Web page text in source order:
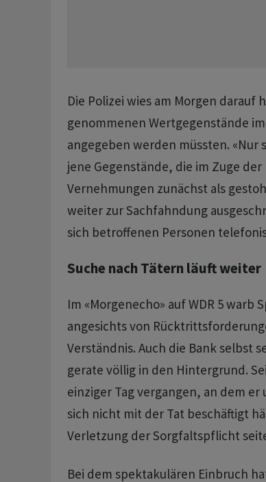
Die Polizei wies am Morgen darauf
genommenen Wertgegenstände
angegeben werden müssten. «Nur
jene Gegenstände, die im Zuge
Vernehmungen zunächst als
weiter zur Sachfahndung
sich betroffenen Personen
Suche nach Tätern läuft weiter
Im «Morgenecho» auf WDR 5 warb
angesichts von
Verständnis. Auch die Bank selbst
gerate völlig in den Hintergrund.
einziger Tag vergangen, an dem
sich nicht mit der Tat beschäftigt
Verletzung der Sorgfaltspflicht
Bei dem spektakulären Einbruch